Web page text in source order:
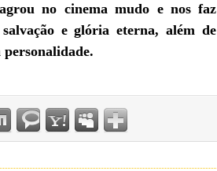
no cinema mudo e nos faz
e glória eterna, além de
personalidade.